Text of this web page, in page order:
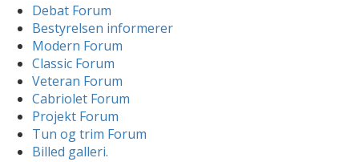
Debat Forum
Bestyrelsen informerer
Modern Forum
Classic Forum
Veteran Forum
Cabriolet Forum
Projekt Forum
Tun og trim Forum
Billed galleri.